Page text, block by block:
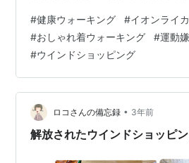
運動を楽しくするヒントをご紹介し
ことを掛け合わせると楽しい！ Uさ
した。「運動なんて絶対無理！でも
なきゃ…」 そんな彼女が見つけた
ドショッピングと 運動を組み合わ
以上に楽しかった！…
#健康ウォーキング #イオンライ
#おしゃれ着ウォーキング #運動
#ウインドショッピング
ロコさんの備忘録 • 3年前
解放されたウインドショッピ